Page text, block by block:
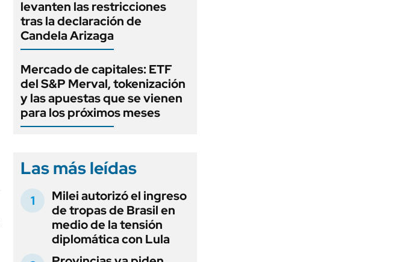
levanten las restricciones
tras la declaración de
Candela Arizaga
Mercado de capitales: ETF
del S&P Merval, tokenización
y las apuestas que se vienen
para los próximos meses
Las más leídas
Milei autorizó el ingreso
de tropas de Brasil en
medio de la tensión
diplomática con Lula